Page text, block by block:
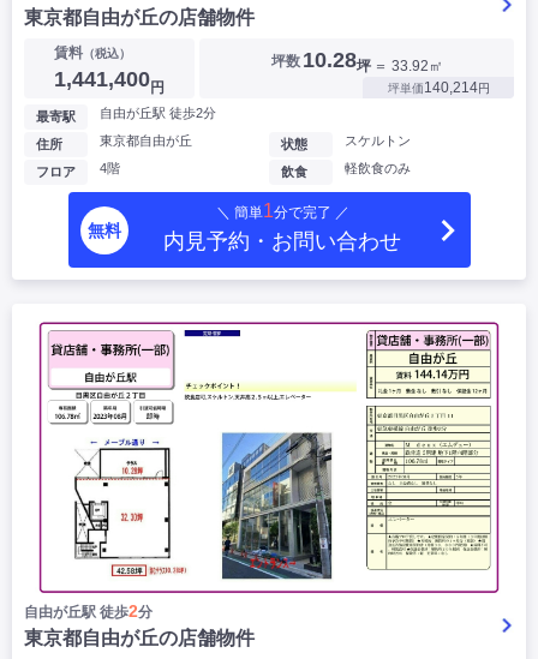
東京都自由が丘の店舗物件
賃料 （税込）
1,441,400円
坪数 10.28坪 ＝ 33.92㎡
坪単価140,214円
最寄駅 自由が丘駅 徒歩2分
住所 東京都自由が丘
フロア 4階
状態 スケルトン
飲食 軽飲食のみ
無料
＼ 簡単1分で完了 ／
内見予約・お問い合わせ
自由が丘駅 徒歩2分
東京都自由が丘の店舗物件